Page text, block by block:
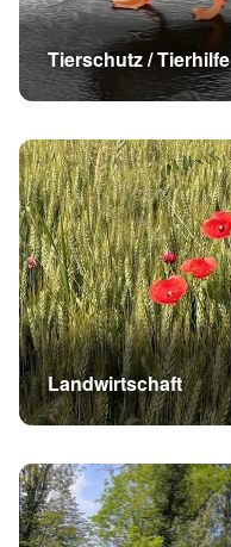
Tierschutz / Tierhilfe
Landwirtschaft